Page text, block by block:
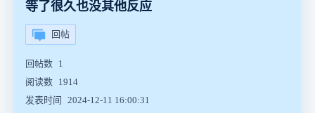
等了很久也没其他反应
回帖
回帖数 1
阅读数 1914
发表时间
2024-12-11 16:00:31